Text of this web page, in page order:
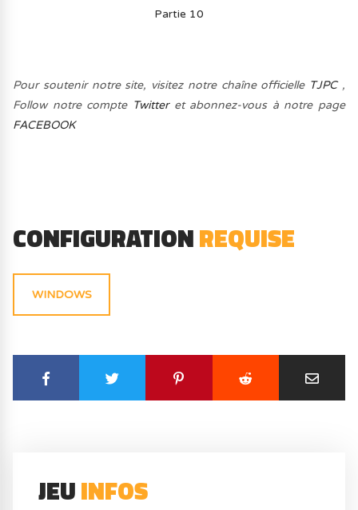
Partie 10
Pour soutenir notre site, visitez notre chaîne officielle TJPC,
Follow notre compte Twitteret abonnez-vous à notre page
FACEBOOK
CONFIGURATIONREQUISE
WINDOWS
JEUINFOS